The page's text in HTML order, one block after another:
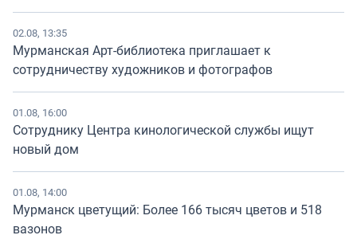
02.08, 13:35
Мурманская Арт-библиотека приглашает к
сотрудничеству художников и фотографов
01.08, 16:00
Сотруднику Центра кинологической службы ищут
новый дом
01.08, 14:00
Мурманск цветущий: Более 166 тысяч цветов и 518
вазонов